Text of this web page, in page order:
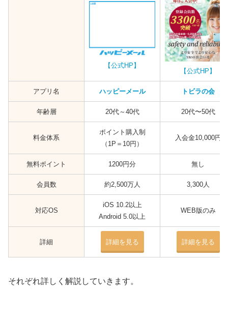
【公式HP】
【公式HP】
アプリ名 ハッピーメール トビラの会
年齢層 20代～40代 20代〜50代
料金体系
ポイント購入制
（1P＝10円）
入会金10,000円
無料ポイント 1200円分 無し
会員数 約2,500万人 3,300人
対応OS
iOS 10.2以上
Android 5.0以上
WEB版のみ
詳細 詳細を見る 詳細を見る
それぞれ詳しく解説していきます。